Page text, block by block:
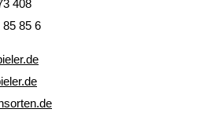
408
85 85 6